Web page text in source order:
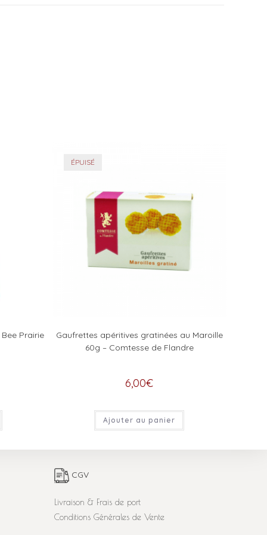
Prairie
ÉPUISÉ
Gaufrettes apéritives gratinées au Maroille
60g – Comtesse de Flandre
6,00€
Ajouter au panier
CGV
Livraison & Frais de port
Conditions Générales de Vente